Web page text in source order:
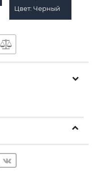
Цвет: Черный